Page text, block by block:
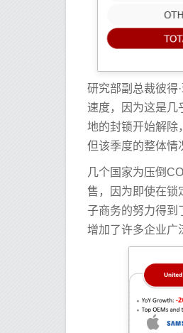
研究部副总裁彼得
速度，因为这是几
地的封锁开始解除
但该季度的整体情
几个国家为压倒
售，因为即使在锁
子商务的努力得到
增加了许多企业广